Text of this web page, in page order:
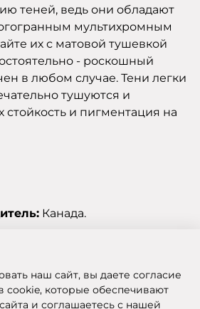
теней, ведь они обладают
мультихромным
их с матовой тушевкой
- роскошный
в любом случае. Тени легки
тушуются и
стойкость и пигментация на
Канада.
наш сайт, вы даете согласие
cookie, которые обеспечивают
и соглашаетесь с нашей